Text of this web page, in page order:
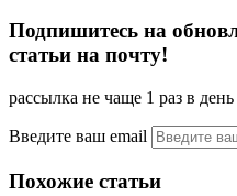
Подпишитесь на
статьи на почту!
рассылка не чаще 1 раз в день
Введите ваш email
Похожие статьи